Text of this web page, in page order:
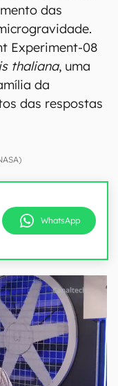
das
Experiment-08
thaliana, uma
da
das respostas
WhatsApp